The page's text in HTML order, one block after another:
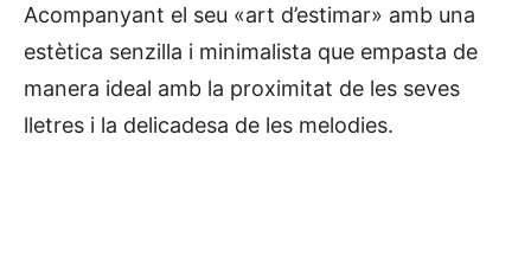
Acompanyant el seu «art d’estimar» amb una
estètica senzilla i minimalista que empasta de
manera ideal amb la proximitat de les seves
lletres i la delicadesa de les melodies.